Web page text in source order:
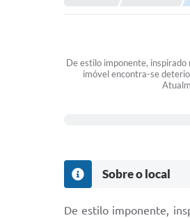
De estilo imponente,
imóvel encontra-se
Sobre o local
De estilo imponente,